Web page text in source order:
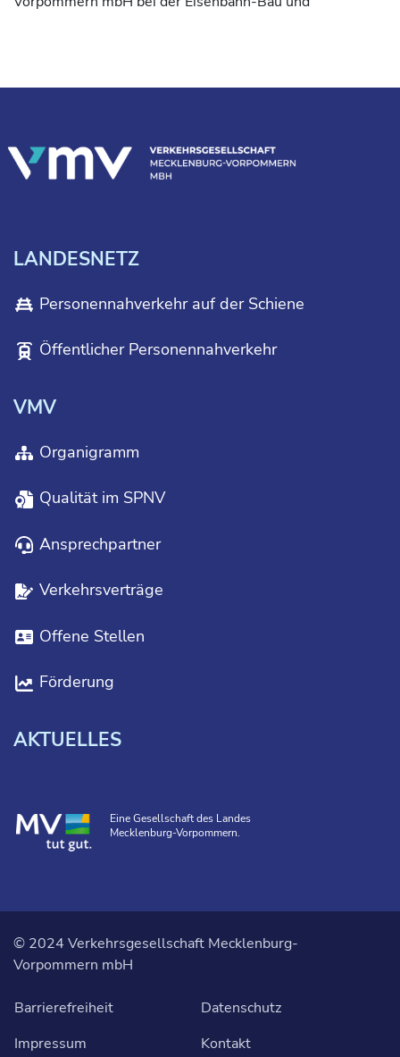
Eine Gesellschaft des Landes
Mecklenburg-Vorpommern.
LANDESNETZ
Personennahverkehr auf der Schiene
Öffentlicher Personennahverkehr
VMV
Organigramm
Qualität im SPNV
Ansprechpartner
Verkehrsverträge
Offene Stellen
Förderung
AKTUELLES
© 2024 Verkehrsgesellschaft Mecklenburg-
Vorpommern mbH
Barrierefreiheit
Datenschutz
Impressum
Kontakt